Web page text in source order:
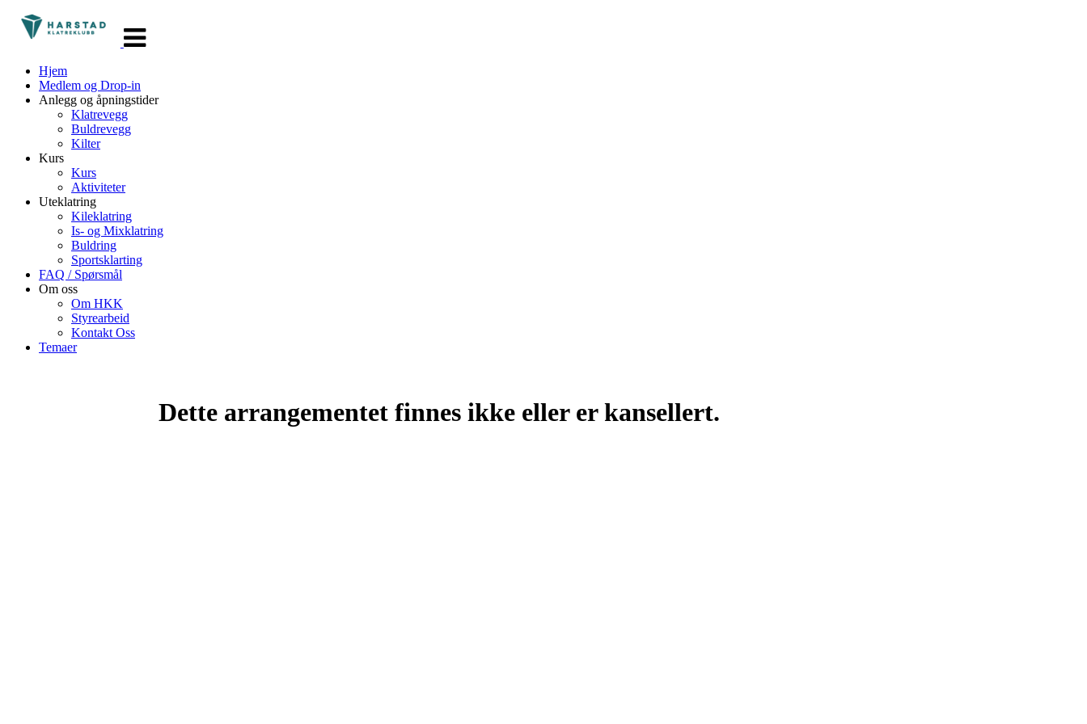
navigasjon
Hjem
Medlem og Drop-in
Anlegg og åpningstider
Klatrevegg
Buldrevegg
Kilter
Kurs
Kurs
Aktiviteter
Uteklatring
Kileklatring
Is- og Mixklatring
Buldring
Sportsklarting
FAQ / Spørsmål
Om oss
Om HKK
Styrearbeid
Kontakt Oss
Temaer
Dette arrangementet finnes ikke eller er kansellert.